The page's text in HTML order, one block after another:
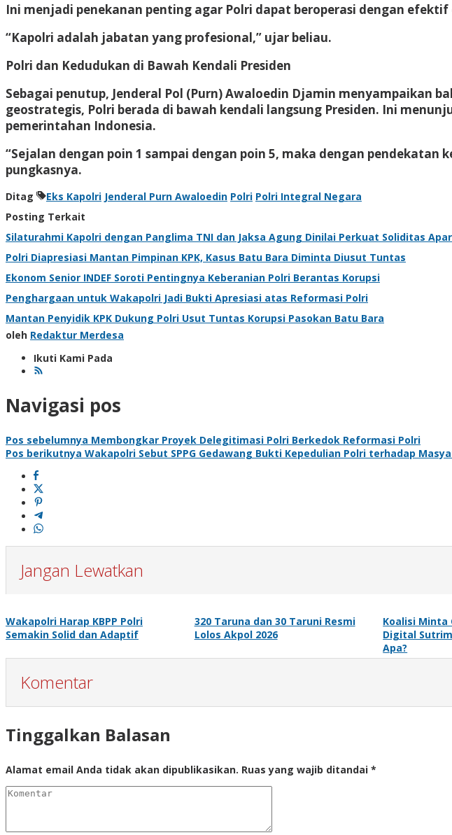
Ini menjadi penekanan penting agar Polri dapat beroperasi dengan
“Kapolri adalah jabatan yang profesional,” ujar beliau.
Polri dan Kedudukan di Bawah Kendali Presiden
Sebagai penutup, Jenderal Pol (Purn) Awaloedin Djamin menyampaikan
geostrategis, Polri berada di bawah kendali langsung Presiden. Ini
pemerintahan Indonesia.
“Sejalan dengan poin 1 sampai dengan poin 5, maka dengan
pungkasnya.
Ditag Eks Kapolri Jenderal Purn Awaloedin Polri Polri Integral Negara
Posting Terkait
Silaturahmi Kapolri dengan Panglima TNI dan Jaksa Agung Dinilai Perkuat Soliditas
Polri Diapresiasi Mantan Pimpinan KPK, Kasus Batu Bara Diminta Diusut Tuntas
Ekonom Senior INDEF Soroti Pentingnya Keberanian Polri Berantas Korupsi
Penghargaan untuk Wakapolri Jadi Bukti Apresiasi atas Reformasi Polri
Mantan Penyidik KPK Dukung Polri Usut Tuntas Korupsi Pasokan Batu Bara
oleh Redaktur Merdesa
Ikuti Kami Pada
Navigasi pos
Pos sebelumnya Membongkar Proyek Delegitimasi Polri Berkedok Reformasi Polri
Pos berikutnya Wakapolri Sebut SPPG Gedawang Bukti Kepedulian Polri terhadap
Jangan Lewatkan
Wakapolri Harap KBPP Polri
Semakin Solid dan Adaptif
320 Taruna dan 30 Taruni Resmi
Lolos Akpol 2026
Koalisi Minta
Digital
Apa?
Komentar
Tinggalkan Balasan
Alamat email Anda tidak akan dipublikasikan. Ruas yang wajib ditandai *